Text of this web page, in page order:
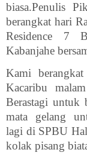
biasa.Penulis
berangkat hari
Residence 7
Kabanjahe
Kami
Kacaribu
Berastagi untuk
mata gelang
lagi di SPBU
kolak pisang